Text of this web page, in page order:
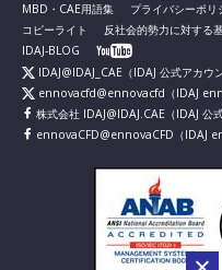
MBD・CAE用語集 プライバシーポリ
コピーライト
反社会的勢力に対する
IDAJ-BLOG
IDAJ@IDAJ_CAE （IDAJ 公式アカウ
ennovacfd@ennovacfd （IDAJ
株式会社 IDAJ@IDAJ.CAE （IDAJ 公
ennovaCFD@ennovaCFD （IDAJ